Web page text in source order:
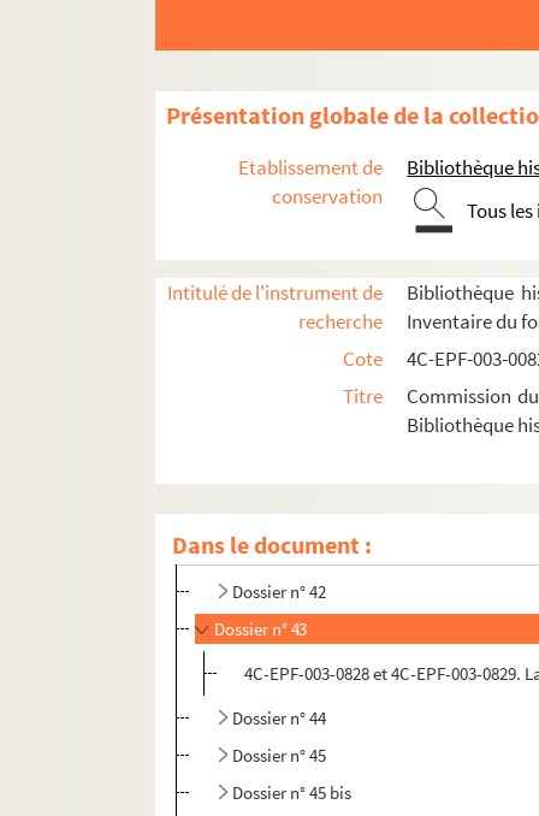
Présentation globale de la
Etablissement de
conservation
Bibliothèque
Tous
Intitulé de l'instrument de
recherche
Bibliothèque
Inventaire du
Cote
4C-EPF-003-
Titre
Commission
Bibliothèque
Dans le document :
Dossier n° 31
Dossier n° 32 bis
Dossier n° 33 bis
Dossier n° 34
Dossier n° 35
Dossier n° 39
Dossier n° 41
Dossier n° 41 bis
Dossier n° 42
Dossier n° 43
4C-EPF-003-0828 et 4C-EPF-003-
Dossier n° 44
Dossier n° 45
Dossier n° 45 bis